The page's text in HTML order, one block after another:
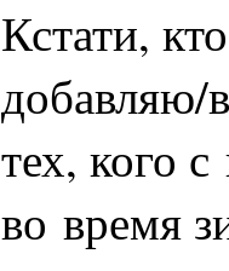
Кстати,
добавляю/
тех, кого
во время